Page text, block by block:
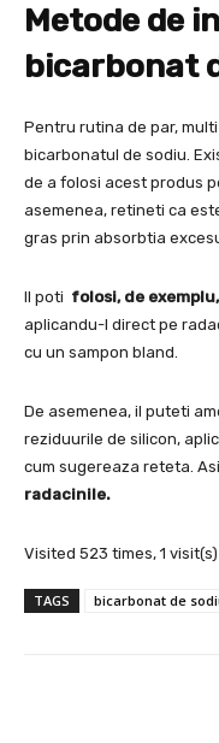
Metode de
bicarbonat
Pentru rutina de par,
bicarbonatul de sodiu.
de a folosi acest produs
asemenea, retineti ca
gras prin absorbtia
Il poti folosi, de
aplicandu-l direct pe
cu un sampon bland.
De asemenea, il puteti
reziduurile de silicon,
cum sugereaza reteta.
radacinile.
Visited 523 times, 1
TAGS bicarbonat de